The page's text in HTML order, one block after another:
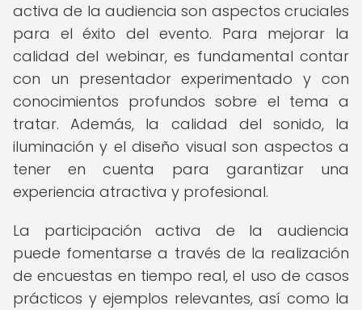
activa de la audiencia son aspectos cruciales
para el éxito del evento. Para mejorar la
calidad del webinar, es fundamental contar
con un presentador experimentado y con
conocimientos profundos sobre el tema a
tratar. Además, la calidad del sonido, la
iluminación y el diseño visual son aspectos a
tener en cuenta para garantizar una
experiencia atractiva y profesional.
La participación activa de la audiencia
puede fomentarse a través de la realización
de encuestas en tiempo real, el uso de casos
prácticos y ejemplos relevantes, así como la